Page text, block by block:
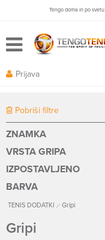
Tengo doma in po svetu
Prijava
Pobriši filtre
ZNAMKA
VRSTA GRIPA
IZPOSTAVLJENO
BARVA
TENIS DODATKI Gripi
Gripi